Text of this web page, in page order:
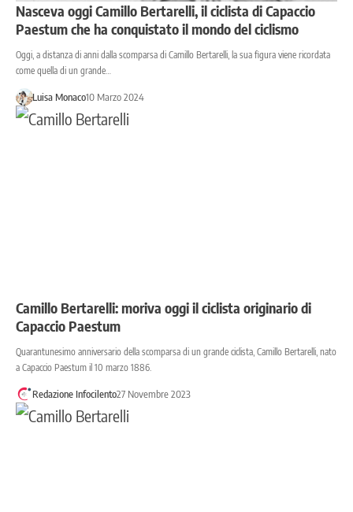
Nasceva oggi Camillo Bertarelli, il ciclista di Capaccio
Paestum che ha conquistato il mondo del ciclismo
Oggi, a distanza di anni dalla scomparsa di Camillo Bertarelli, la sua figura viene ricordata
come quella di un grande…
Luisa Monaco10 Marzo 2024
Camillo Bertarelli: moriva oggi il ciclista originario di
Capaccio Paestum
Quarantunesimo anniversario della scomparsa di un grande ciclista, Camillo Bertarelli, nato
a Capaccio Paestum il 10 marzo 1886.
Redazione Infocilento27 Novembre 2023